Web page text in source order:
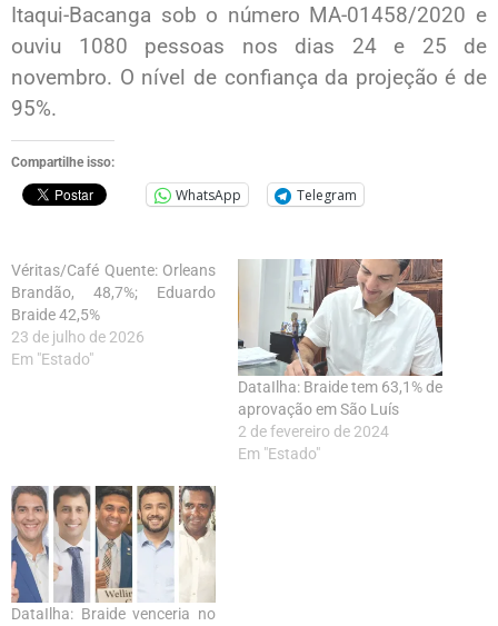
Itaqui-Bacanga sob o número MA-01458/2020 e
ouviu 1080 pessoas nos dias 24 e 25 de
novembro. O nível de confiança da projeção é de
95%.
Compartilhe isso:
WhatsApp Telegram
Véritas/Café Quente: Orleans
Brandão, 48,7%; Eduardo
Braide 42,5%
23 de julho de 2026
Em "Estado"
DataIlha: Braide tem 63,1% de
aprovação em São Luís
2 de fevereiro de 2024
Em "Estado"
DataIlha: Braide venceria no